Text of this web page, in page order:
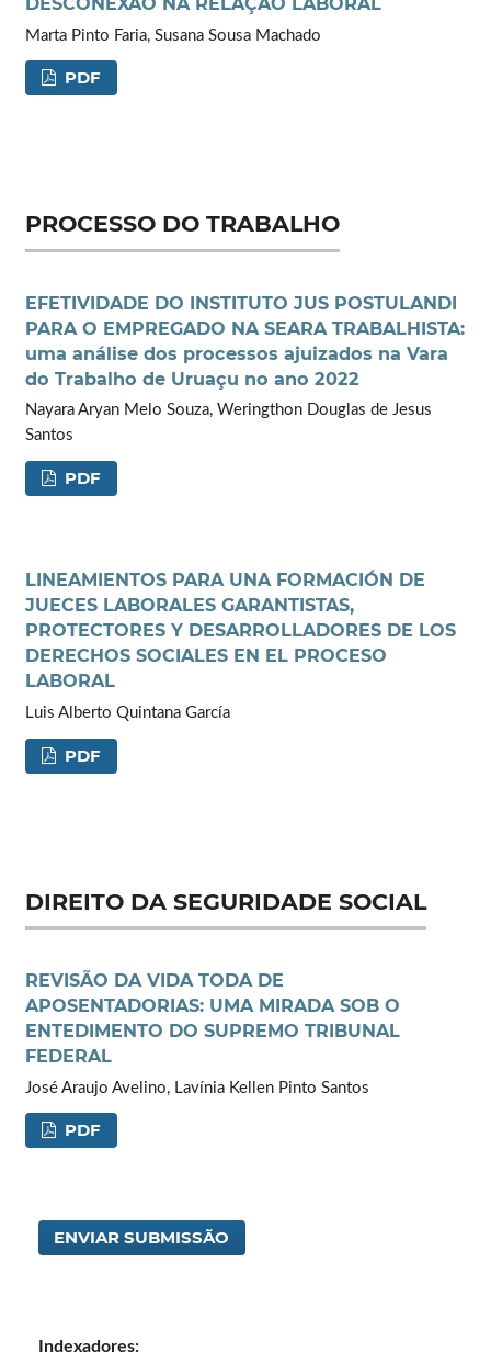
Marta Pinto Faria, Susana Sousa Machado
PDF
PROCESSO DO TRABALHO
EFETIVIDADE DO INSTITUTO JUS POSTULANDI
PARA O EMPREGADO NA SEARA TRABALHISTA:
uma análise dos processos ajuizados na Vara
do Trabalho de Uruaçu no ano 2022
Nayara Aryan Melo Souza, Weringthon Douglas de Jesus
Santos
PDF
LINEAMIENTOS PARA UNA FORMACIÓN DE
JUECES LABORALES GARANTISTAS,
PROTECTORES Y DESARROLLADORES DE LOS
DERECHOS SOCIALES EN EL PROCESO
LABORAL
Luis Alberto Quintana García
PDF
DIREITO DA SEGURIDADE SOCIAL
REVISÃO DA VIDA TODA DE
APOSENTADORIAS: UMA MIRADA SOB O
ENTEDIMENTO DO SUPREMO TRIBUNAL
FEDERAL
José Araujo Avelino, Lavínia Kellen Pinto Santos
PDF
ENVIAR SUBMISSÃO
Indexadores: